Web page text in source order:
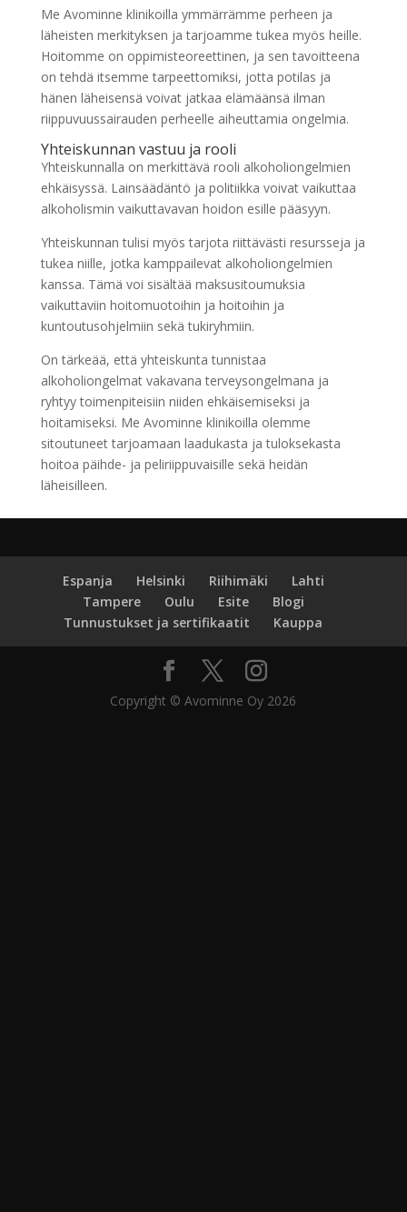
Me Avominne klinikoilla ymmärrämme perheen ja
läheisten merkityksen ja tarjoamme tukea myös heille.
Hoitomme on oppimisteoreettinen, ja sen tavoitteena
on tehdä itsemme tarpeettomiksi, jotta potilas ja
hänen läheisensä voivat jatkaa elämäänsä ilman
riippuvuussairauden perheelle aiheuttamia ongelmia.
Yhteiskunnan vastuu ja rooli
Yhteiskunnalla on merkittävä rooli alkoholiongelmien
ehkäisyssä. Lainsäädäntö ja politiikka voivat vaikuttaa
alkoholismin vaikuttavavan hoidon esille pääsyyn.
Yhteiskunnan tulisi myös tarjota riittävästi resursseja ja
tukea niille, jotka kamppailevat alkoholiongelmien
kanssa. Tämä voi sisältää maksusitoumuksia
vaikuttaviin hoitomuotoihin ja hoitoihin ja
kuntoutusohjelmiin sekä tukiryhmiin.
On tärkeää, että yhteiskunta tunnistaa
alkoholiongelmat vakavana terveysongelmana ja
ryhtyy toimenpiteisiin niiden ehkäisemiseksi ja
hoitamiseksi. Me Avominne klinikoilla olemme
sitoutuneet tarjoamaan laadukasta ja tuloksekasta
hoitoa päihde- ja peliriippuvaisille sekä heidän
läheisilleen.
Espanja Helsinki Riihimäki
Lahti
Tampere
Oulu Esite
Blogi
Tunnustukset ja sertifikaatit
Kauppa
Copyright © Avominne Oy 2026